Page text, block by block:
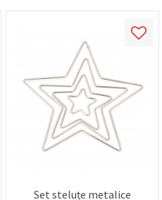
Set steluțe metalice